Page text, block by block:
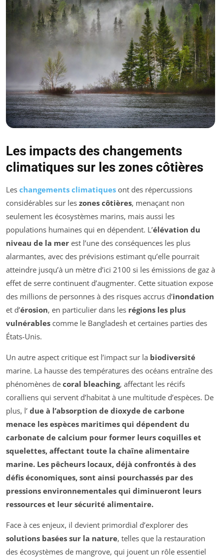
Les impacts des changements
climatiques sur les zones côtières
Les changements climatiques ont des répercussions
considérables sur les zones côtières, menaçant non
seulement les écosystèmes marins, mais aussi les
populations humaines qui en dépendent. L’élévation du
niveau de la mer est l’une des conséquences les plus
alarmantes, avec des prévisions estimant qu’elle pourrait
atteindre jusqu’à un mètre d’ici 2100 si les émissions de gaz à
effet de serre continuent d’augmenter. Cette situation expose
des millions de personnes à des risques accrus d’inondation
et d’érosion, en particulier dans les régions les plus
vulnérables comme le Bangladesh et certaines parties des
États-Unis.
Un autre aspect critique est l’impact sur la biodiversité
marine. La hausse des températures des océans entraîne des
phénomènes de coral bleaching, affectant les récifs
coralliens qui servent d’habitat à une multitude d’espèces. De
plus, l’ due à l’absorption de dioxyde de carbone
menace les espèces maritimes qui dépendent du
carbonate de calcium pour former leurs coquilles et
squelettes, affectant toute la chaîne alimentaire
marine. Les pêcheurs locaux, déjà confrontés à des
défis économiques, sont ainsi pourchassés par des
pressions environnementales qui diminueront leurs
ressources et leur sécurité alimentaire.
Face à ces enjeux, il devient primordial d’explorer des
solutions basées sur la nature, telles que la restauration
des écosystèmes de mangrove, qui jouent un rôle essentiel